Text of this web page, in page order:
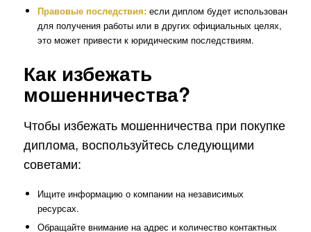
Правовые последствия:если диплом будет использован
для получения работы или в других официальных целях,
это может привести к юридическим последствиям.
Как избежать
мошенничества?
Чтобы избежать мошенничества при покупке
диплома, воспользуйтесь следующими
советами:
Ищите информацию о компании на независимых
ресурсах.
Обращайте внимание на адрес и количество контактных